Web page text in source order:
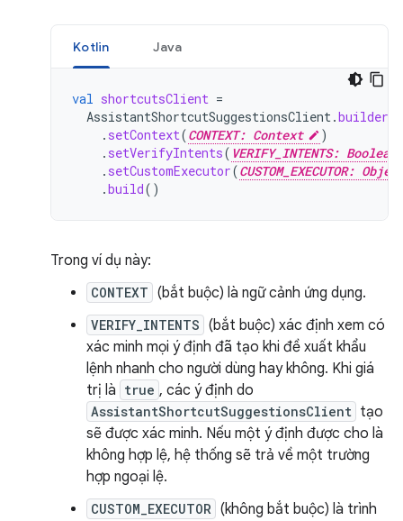
Kotlin Java
val shortcutsClient =
AssistantShortcutSuggestionsClient.builder
. setContext(CONTEXT: Context
)
. setVerifyIntents( VERIFY_INTENTS: Boolean
. setCustomExecutor(CUSTOM_EXECUTOR:
.build()
Trong ví dụ này:
CONTEXT (bắt buộc) là ngữ cảnh ứng dụng.
VERIFY_INTENTS (bắt buộc) xác định xem có
xác minh mọi ý định đã tạo khi đề xuất khẩu
lệnh nhanh cho người dùng hay không. Khi giá
trị là true , các ý định do
AssistantShortcutSuggestionsClient tạo
sẽ được xác minh. Nếu một ý định được cho là
không hợp lệ, hệ thống sẽ trả về một trường
hợp ngoại lệ.
CUSTOM_EXECUTOR (không bắt buộc) là trình